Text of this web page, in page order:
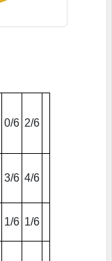
0/6 2/6
3/6 4/6
1/6 1/6